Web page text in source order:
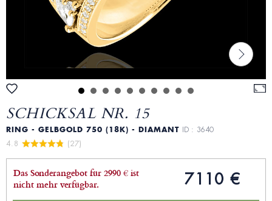
SCHICKSAL NR. 15
RING - GELBGOLD 750 (18K) - DIAMANT ID : 3640
4.8
(27)
Das Sonderangebot für 2990 € ist
nicht mehr verfügbar.
7110 €